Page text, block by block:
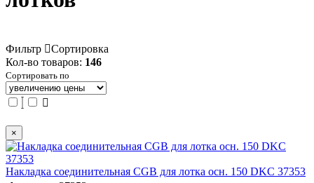
Фильтр
Сортировка
Кол-во товаров: 146
Сортировать по
×
Накладка соединительная CGB для лотка осн. 150 DKC 37353